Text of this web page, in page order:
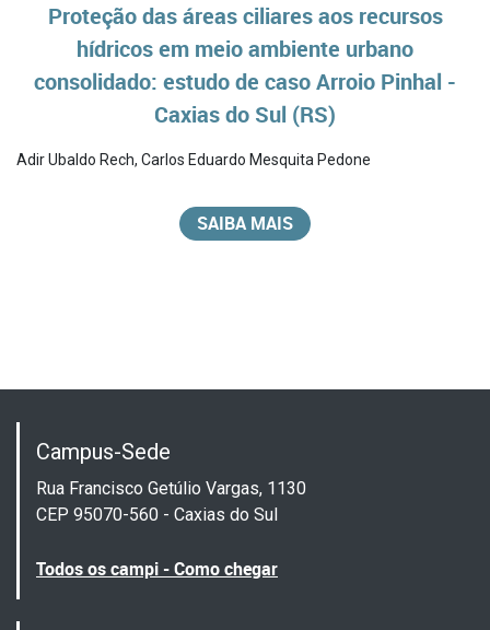
Proteção das áreas ciliares aos recursos
hídricos em meio ambiente urbano
consolidado: estudo de caso Arroio Pinhal -
Caxias do Sul (RS)
Adir Ubaldo Rech, Carlos Eduardo Mesquita Pedone
SAIBA MAIS
Campus-Sede
Rua Francisco Getúlio Vargas, 1130
CEP 95070-560 - Caxias do Sul
Todos os campi - Como chegar